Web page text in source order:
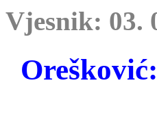
Vjesnik: 03.